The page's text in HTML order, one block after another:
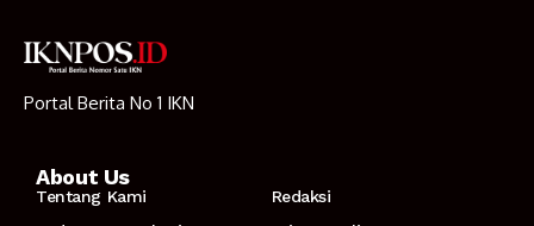
Portal Berita No 1 IKN
About Us
Tentang Kami
Redaksi